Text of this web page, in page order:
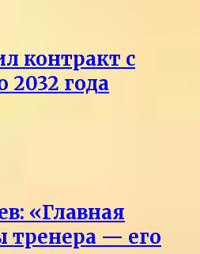
контракт с
2032 года
«Главная
тренера — его